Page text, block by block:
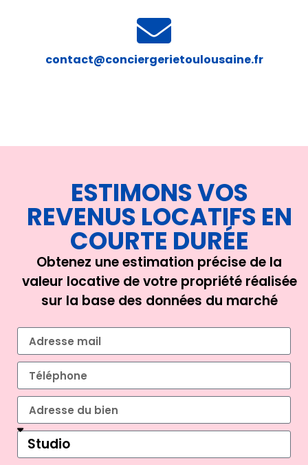
contact@conciergerietoulousaine.fr
ESTIMONS VOS
REVENUS LOCATIFS EN
COURTE DURÉE
Obtenez une estimation précise de la
valeur locative de votre propriété réalisée
sur la base des données du marché